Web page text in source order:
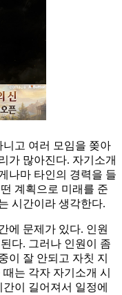
고 여러 모임을 쫒아
가 많아진다. 자기소개
나마 타인의 경력을 들
계획으로 미래를 준
시간이라 생각한다.
에 문제가 있다. 인원
다. 그러나 인원이 좀
이 잘 안되고 자칫 지
는 각자 자기소개 시
이 길어져서 일정에